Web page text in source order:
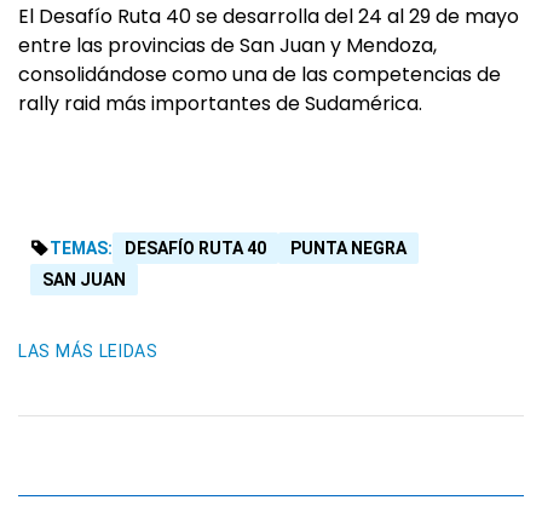
El Desafío Ruta 40 se desarrolla del 24 al 29 de mayo
entre las provincias de San Juan y Mendoza,
consolidándose como una de las competencias de
rally raid más importantes de Sudamérica.
TEMAS: DESAFÍO RUTA 40
PUNTA NEGRA
SAN JUAN
LAS MÁS LEIDAS